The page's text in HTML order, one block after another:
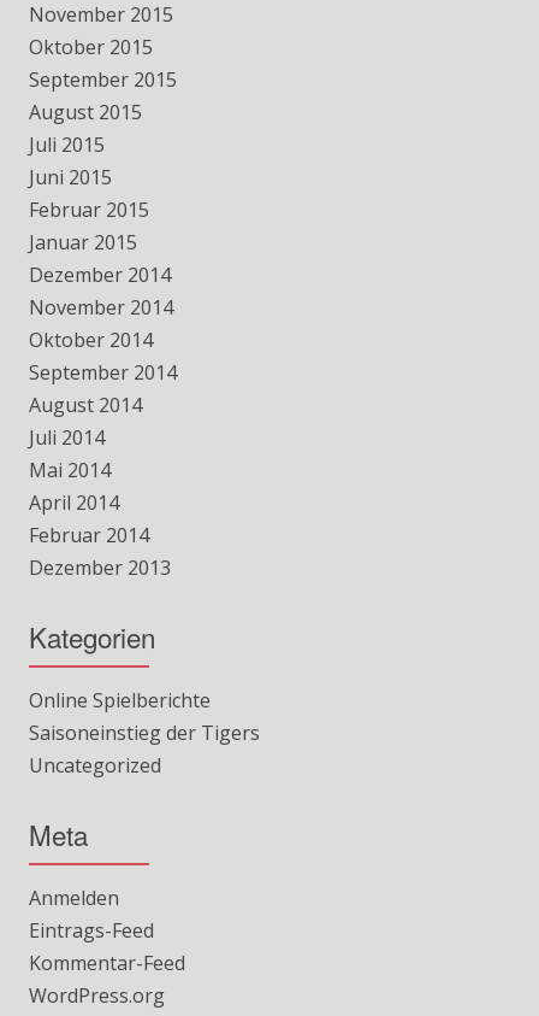
November 2015
Oktober 2015
September 2015
August 2015
Juli 2015
Juni 2015
Februar 2015
Januar 2015
Dezember 2014
November 2014
Oktober 2014
September 2014
August 2014
Juli 2014
Mai 2014
April 2014
Februar 2014
Dezember 2013
Kategorien
Online Spielberichte
Saisoneinstieg der Tigers
Uncategorized
Meta
Anmelden
Eintrags-Feed
Kommentar-Feed
WordPress.org